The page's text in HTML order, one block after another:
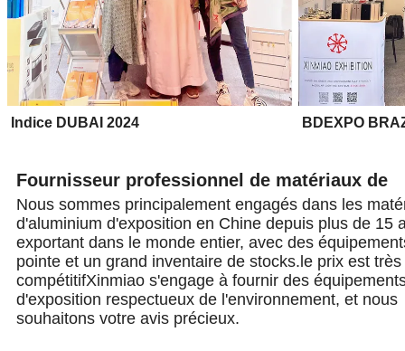
Indice DUBAI 2024 BDEXPO
Fournisseur professionnel de matériaux de
structure en aluminium
Nous sommes principalement engagés dans les
d'aluminium d'exposition en Chine depuis plus de 15
exportant dans le monde entier, avec des
pointe et un grand inventaire de stocks.le prix est très
compétitifXinmiao s'engage à fournir des
d'exposition respectueux de l'environnement, et nous
souhaitons votre avis précieux.